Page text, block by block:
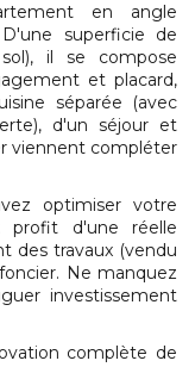
en angle
superficie de
il se compose
et placard,
séparée (avec
d'un séjour et
viennent compléter
optimiser votre
profit d'une réelle
des travaux (vendu
Ne manquez
investissement
complète de